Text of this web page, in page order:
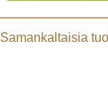
Samankaltaisia